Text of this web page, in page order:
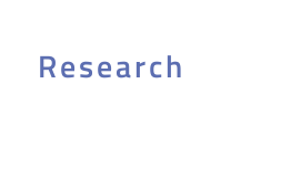
Research